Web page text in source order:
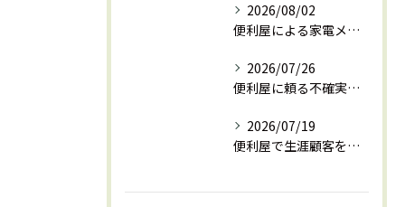
2026/08/02
便利屋による家電メンテナンスの依頼範囲と信頼できる選び方
2026/07/26
便利屋に頼る不確実性を安心に変える奈良県天理市葛城市の賢い活用法
2026/07/19
便利屋で生涯顧客を獲得し安定収益を実現するための信頼構築とリピート戦略